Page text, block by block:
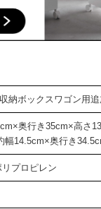
納ボックスワゴン用
奥行き35cm×高さ
幅14.5cm×奥行き
プロピレン